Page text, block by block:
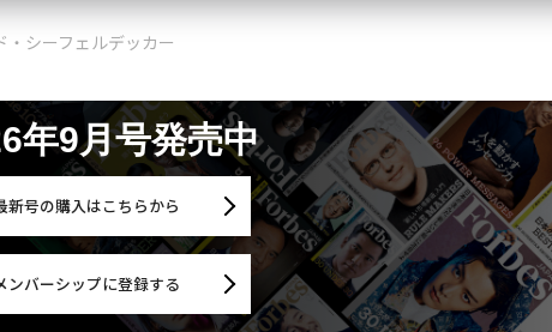
シーフェルデッカー
年9月号発売中
新号の購入はこちらから
ンバーシップに登録する